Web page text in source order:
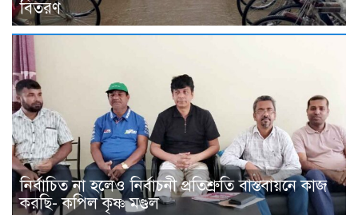
বিতরণ
নির্বাচিত না হলেও নির্বাচনী প্রতিশ্রুতি বাস্তবায়নে কাজ
করছি- কপিল কৃষ্ণ মণ্ডল